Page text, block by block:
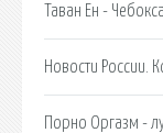
Таван Ен -
Новости России.
Порно Оргазм -